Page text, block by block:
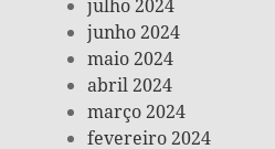
julho 2024
junho 2024
maio 2024
abril 2024
março 2024
fevereiro 2024